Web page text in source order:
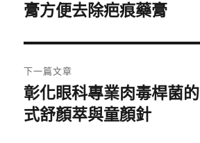
導
覽
一
文
章:
膏方便去除疤痕藥膏
下一篇文章
下
一
彰化眼科專業肉毒桿菌
式舒顏萃與童顏針